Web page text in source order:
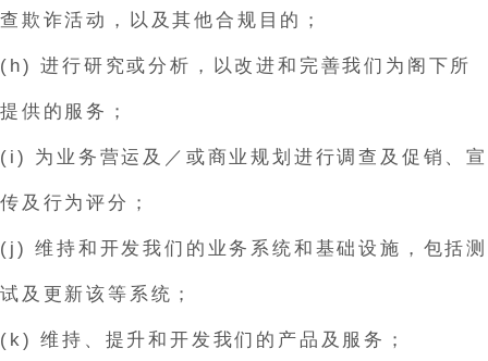
查欺诈活动，以及其他合规目的；
(h) 进行研究或分析，以改进和完善我们为阁下所
提供的服务；
(i) 为业务营运及／或商业规划进行调查及促销、宣
传及行为评分；
(j) 维持和开发我们的业务系统和基础设施，包括测
试及更新该等系统；
(k) 维持、提升和开发我们的产品及服务；